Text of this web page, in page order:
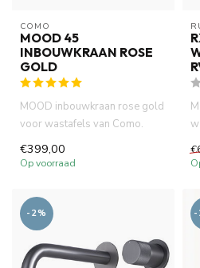
COMO
MOOD 45
INBOUWKRAAN ROSE
GOLD
MOOD inbouwkraan rose gold
voor wastafels van Como.
Geborsteld diep messing
kleu...
€399,00
Op voorraad
-2% -